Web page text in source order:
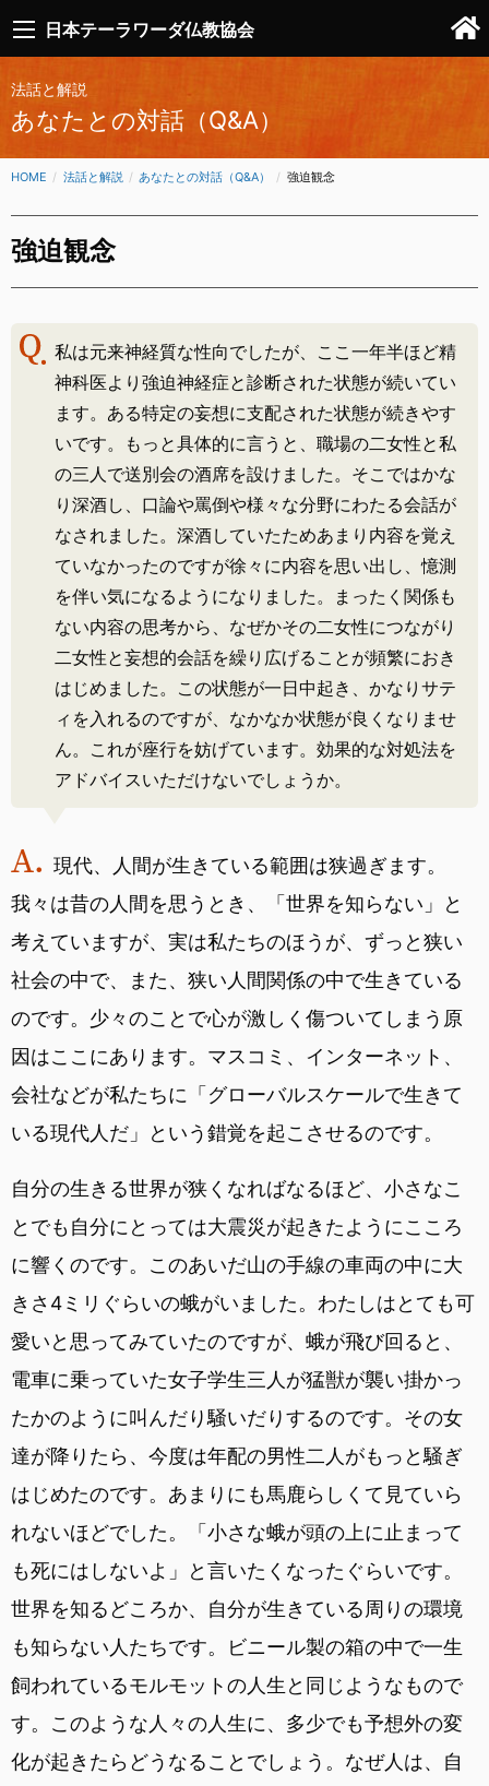
日本テーラワーダ仏教協会
法話と解説
あなたとの対話（Q&A）
HOME 法話と解説 あなたとの対話（Q&A） CURRENT:
強迫観念
強迫観念
私は元来神経質な性向でしたが、ここ一年半ほど精
神科医より強迫神経症と診断された状態が続いてい
ます。ある特定の妄想に支配された状態が続きやす
いです。もっと具体的に言うと、職場の二女性と私
の三人で送別会の酒席を設けました。そこではかな
り深酒し、口論や罵倒や様々な分野にわたる会話が
なされました。深酒していたためあまり内容を覚え
ていなかったのですが徐々に内容を思い出し、憶測
を伴い気になるようになりました。まったく関係も
ない内容の思考から、なぜかその二女性につながり
二女性と妄想的会話を繰り広げることが頻繁におき
はじめました。この状態が一日中起き、かなりサテ
ィを入れるのですが、なかなか状態が良くなりませ
ん。これが座行を妨げています。効果的な対処法を
アドバイスいただけないでしょうか。
現代、人間が生きている範囲は狭過ぎます。
我々は昔の人間を思うとき、「世界を知らない」と
考えていますが、実は私たちのほうが、ずっと狭い
社会の中で、また、狭い人間関係の中で生きている
のです。少々のことで心が激しく傷ついてしまう原
因はここにあります。マスコミ、インターネット、
会社などが私たちに「グローバルスケールで生きて
いる現代人だ」という錯覚を起こさせるのです。
自分の生きる世界が狭くなればなるほど、小さなこ
とでも自分にとっては大震災が起きたようにこころ
に響くのです。このあいだ山の手線の車両の中に大
きさ4ミリぐらいの蛾がいました。わたしはとても可
愛いと思ってみていたのですが、蛾が飛び回ると、
電車に乗っていた女子学生三人が猛獣が襲い掛かっ
たかのように叫んだり騒いだりするのです。その女
達が降りたら、今度は年配の男性二人がもっと騒ぎ
はじめたのです。あまりにも馬鹿らしくて見ていら
れないほどでした。「小さな蛾が頭の上に止まって
も死にはしないよ」と言いたくなったぐらいです。
世界を知るどころか、自分が生きている周りの環境
も知らない人たちです。ビニール製の箱の中で一生
飼われているモルモットの人生と同じようなもので
す。このような人々の人生に、多少でも予想外の変
化が起きたらどうなることでしょう。なぜ人は、自